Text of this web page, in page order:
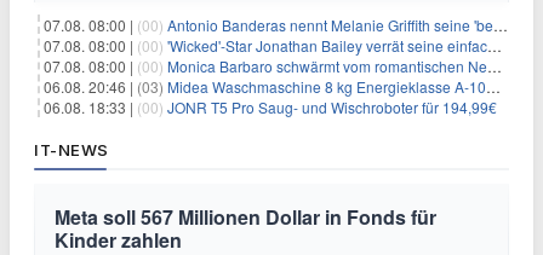
07.08. 08:00 | (00) Antonio Banderas nennt Melanie Griffith seine 'beste Freundin'
07.08. 08:00 | (00) 'Wicked'-Star Jonathan Bailey verrät seine einfache Hautpflegeroutine
07.08. 08:00 | (00) Monica Barbaro schwärmt vom romantischen New York
06.08. 20:46 | (03) Midea Waschmaschine 8 kg Energieklasse A-10% 1400 U/Min für 289,97€
06.08. 18:33 | (00) JONR T5 Pro Saug- und Wischroboter für 194,99€
IT-NEWS
Meta soll 567 Millionen Dollar in Fonds für
Kinder zahlen